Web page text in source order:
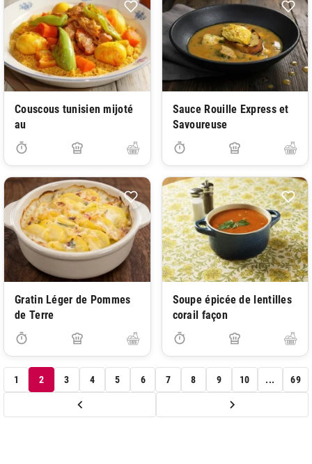
Couscous tunisien mijoté
au
Sauce Rouille Express et
Savoureuse
Gratin Léger de Pommes
de Terre
Soupe épicée de lentilles
corail façon
1 2 3 4 5 6 7 8 9 10 ... 69